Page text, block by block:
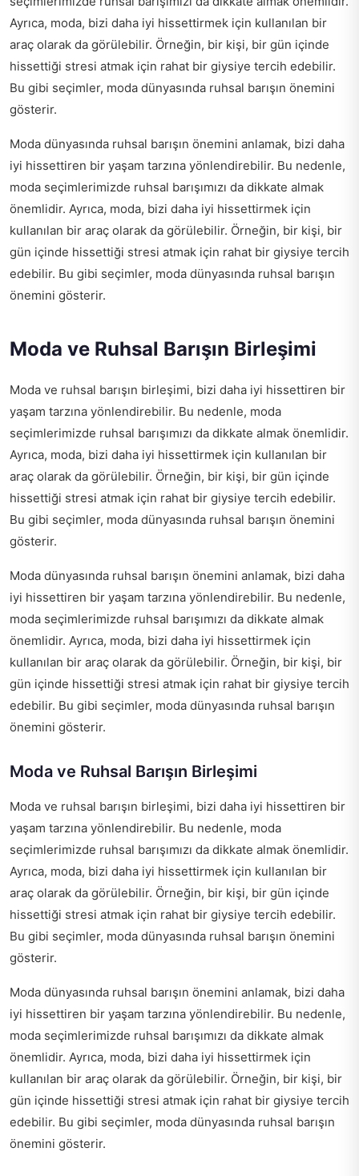
Ayrıca, moda, bizi daha iyi hissettirmek için kullanılan bir
araç olarak da görülebilir. Örneğin, bir kişi, bir gün içinde
hissettiği stresi atmak için rahat bir giysiye tercih edebilir.
Bu gibi seçimler, moda dünyasında ruhsal barışın önemini
gösterir.
Moda dünyasında ruhsal barışın önemini anlamak, bizi daha
iyi hissettiren bir yaşam tarzına yönlendirebilir. Bu nedenle,
moda seçimlerimizde ruhsal barışımızı da dikkate almak
önemlidir. Ayrıca, moda, bizi daha iyi hissettirmek için
kullanılan bir araç olarak da görülebilir. Örneğin, bir kişi, bir
gün içinde hissettiği stresi atmak için rahat bir giysiye tercih
edebilir. Bu gibi seçimler, moda dünyasında ruhsal barışın
önemini gösterir.
Moda ve Ruhsal Barışın Birleşimi
Moda ve ruhsal barışın birleşimi, bizi daha iyi hissettiren bir
yaşam tarzına yönlendirebilir. Bu nedenle, moda
seçimlerimizde ruhsal barışımızı da dikkate almak önemlidir.
Ayrıca, moda, bizi daha iyi hissettirmek için kullanılan bir
araç olarak da görülebilir. Örneğin, bir kişi, bir gün içinde
hissettiği stresi atmak için rahat bir giysiye tercih edebilir.
Bu gibi seçimler, moda dünyasında ruhsal barışın önemini
gösterir.
Moda dünyasında ruhsal barışın önemini anlamak, bizi daha
iyi hissettiren bir yaşam tarzına yönlendirebilir. Bu nedenle,
moda seçimlerimizde ruhsal barışımızı da dikkate almak
önemlidir. Ayrıca, moda, bizi daha iyi hissettirmek için
kullanılan bir araç olarak da görülebilir. Örneğin, bir kişi, bir
gün içinde hissettiği stresi atmak için rahat bir giysiye tercih
edebilir. Bu gibi seçimler, moda dünyasında ruhsal barışın
önemini gösterir.
Moda ve Ruhsal Barışın Birleşimi
Moda ve ruhsal barışın birleşimi, bizi daha iyi hissettiren bir
yaşam tarzına yönlendirebilir. Bu nedenle, moda
seçimlerimizde ruhsal barışımızı da dikkate almak önemlidir.
Ayrıca, moda, bizi daha iyi hissettirmek için kullanılan bir
araç olarak da görülebilir. Örneğin, bir kişi, bir gün içinde
hissettiği stresi atmak için rahat bir giysiye tercih edebilir.
Bu gibi seçimler, moda dünyasında ruhsal barışın önemini
gösterir.
Moda dünyasında ruhsal barışın önemini anlamak, bizi daha
iyi hissettiren bir yaşam tarzına yönlendirebilir. Bu nedenle,
moda seçimlerimizde ruhsal barışımızı da dikkate almak
önemlidir. Ayrıca, moda, bizi daha iyi hissettirmek için
kullanılan bir araç olarak da görülebilir. Örneğin, bir kişi, bir
gün içinde hissettiği stresi atmak için rahat bir giysiye tercih
edebilir. Bu gibi seçimler, moda dünyasında ruhsal barışın
önemini gösterir.